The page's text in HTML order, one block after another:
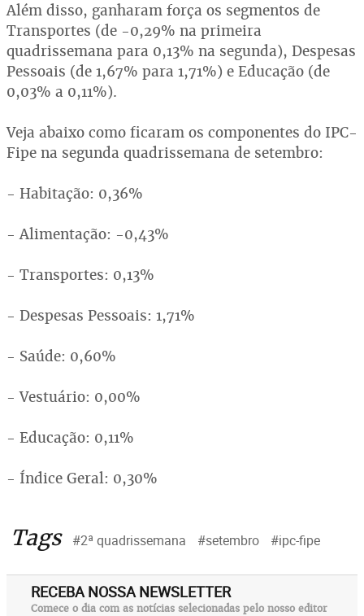
Além disso, ganharam força os segmentos de
Transportes (de -0,29% na primeira
quadrissemana para 0,13% na segunda), Despesas
Pessoais (de 1,67% para 1,71%) e Educação (de
0,03% a 0,11%).
Veja abaixo como ficaram os componentes do IPC-
Fipe na segunda quadrissemana de setembro:
- Habitação: 0,36%
- Alimentação: -0,43%
- Transportes: 0,13%
- Despesas Pessoais: 1,71%
- Saúde: 0,60%
- Vestuário: 0,00%
- Educação: 0,11%
- Índice Geral: 0,30%
Tags #2ª quadrissemana #setembro #ipc-fipe
RECEBA NOSSA NEWSLETTER
Comece o dia com as notícias selecionadas pelo nosso editor